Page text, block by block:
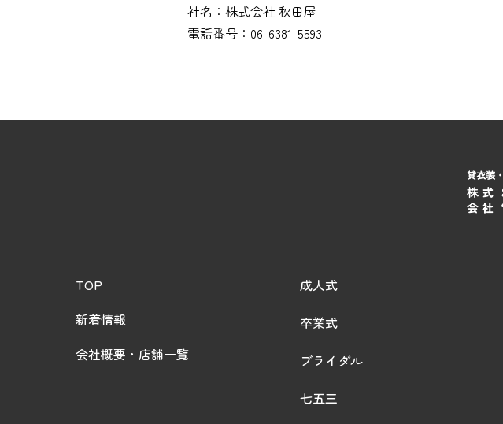
社名：株式会社 秋田屋
電話番号：06-6381-5593
TOP
新着情報
会社概要・店舗一覧
成人式
卒業式
ブライダル
七五三